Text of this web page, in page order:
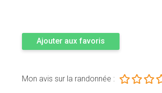
Ajouter aux favoris
Mon avis sur la randonnée :